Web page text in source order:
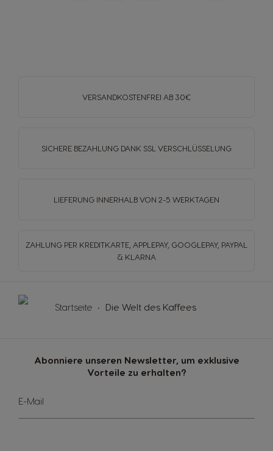
VERSANDKOSTENFREI AB 30€
SICHERE BEZAHLUNG DANK SSL VERSCHLÜSSELUNG
LIEFERUNG INNERHALB VON 2-5 WERKTAGEN
ZAHLUNG PER KREDITKARTE, APPLEPAY, GOOGLEPAY, PAYPAL
& KLARNA
Startseite Die Welt des Kaffees
Abonniere unseren Newsletter, um exklusive
Vorteile zu erhalten?
Melde
dich
für
E-Mail